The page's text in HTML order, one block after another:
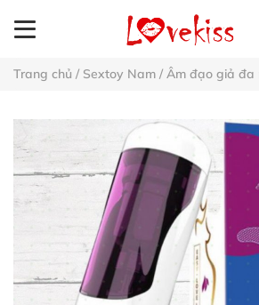
Trang chủ / Sextoy Nam / Âm đạo giả đa